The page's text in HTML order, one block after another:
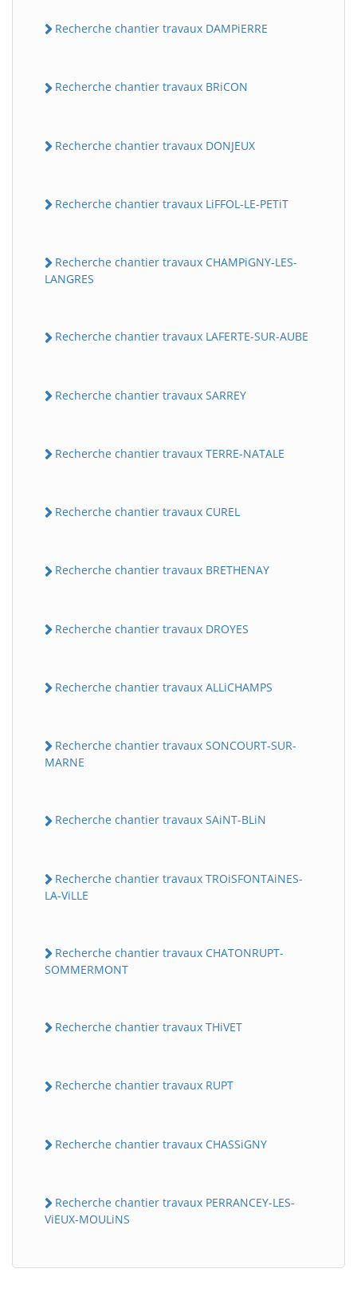
Recherche chantier travaux DAMPiERRE
Recherche chantier travaux BRiCON
Recherche chantier travaux DONJEUX
Recherche chantier travaux LiFFOL-LE-PETiT
Recherche chantier travaux CHAMPiGNY-LES-
LANGRES
Recherche chantier travaux LAFERTE-SUR-AUBE
Recherche chantier travaux SARREY
Recherche chantier travaux TERRE-NATALE
Recherche chantier travaux CUREL
Recherche chantier travaux BRETHENAY
Recherche chantier travaux DROYES
Recherche chantier travaux ALLiCHAMPS
Recherche chantier travaux SONCOURT-SUR-
MARNE
Recherche chantier travaux SAiNT-BLiN
Recherche chantier travaux TROiSFONTAiNES-
LA-ViLLE
Recherche chantier travaux CHATONRUPT-
SOMMERMONT
Recherche chantier travaux THiVET
Recherche chantier travaux RUPT
Recherche chantier travaux CHASSiGNY
Recherche chantier travaux PERRANCEY-LES-
ViEUX-MOULiNS